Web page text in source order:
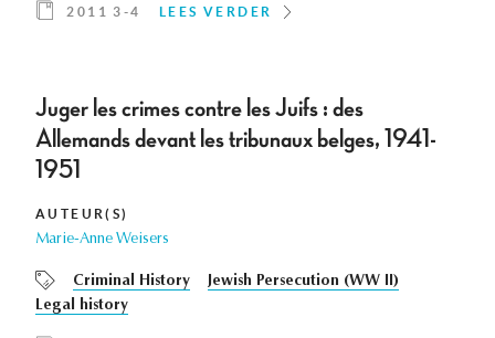
2011 3-4 LEES VERDER
Juger les crimes contre les Juifs : des
Allemands devant les tribunaux belges, 1941-
1951
AUTEUR(S)
Marie-Anne Weisers
Criminal History
Jewish Persecution (WW II)
Legal history